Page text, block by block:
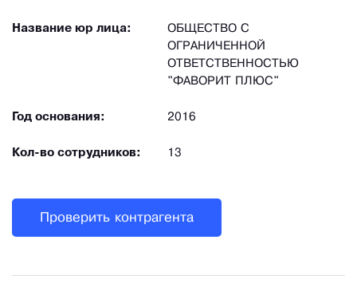
Название юр лица:
ОБЩЕСТВО С
ОГРАНИЧЕННОЙ
ОТВЕТСТВЕННОСТЬЮ
"ФАВОРИТ ПЛЮС"
Год основания: 2016
Кол-во сотрудников: 13
Проверить контрагента